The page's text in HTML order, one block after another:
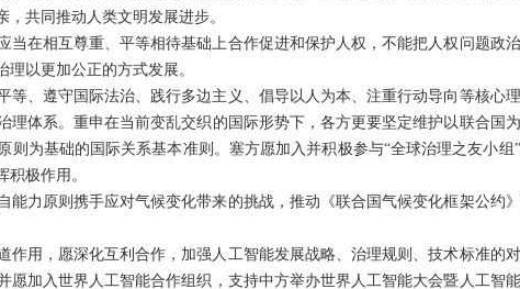
共同推动人类文明发展进步。
在相互尊重、平等相待基础上合作促进和保护人权，不能把人权问题政
以更加公正的方式发展。
等、遵守国际法治、践行多边主义、倡导以人为本、注重行动导向等核心
体系。重申在当前变乱交织的国际形势下，各方更要坚定维护以联合国
为基础的国际关系基本准则。塞方愿加入并积极参与“全球治理之友小组
极作用。
力原则携手应对气候变化带来的挑战，推动《联合国气候变化框架公约
用，愿深化互利合作，加强人工智能发展战略、治理规则、技术标准的对
加入世界人工智能合作组织，支持中方举办世界人工智能大会暨人工智